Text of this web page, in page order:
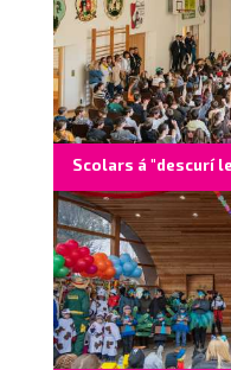
Scolars á "descurí